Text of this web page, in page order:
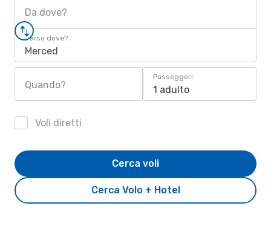
Da dove?
Verso dove?
Merced
Quando?
Passeggeri
1 adulto
Voli diretti
Cerca Volo + Hotel
Cerca voli